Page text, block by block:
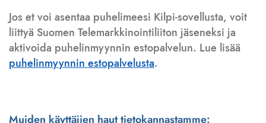
Jos et voi asentaa puhelimeesi Kilpi-sovellusta, voit
liittyä Suomen Telemarkkinointiliiton jäseneksi ja
aktivoida puhelinmyynnin estopalvelun. Lue lisää
puhelinmyynnin estopalvelusta.
Muiden käyttäjien haut tietokannastamme: